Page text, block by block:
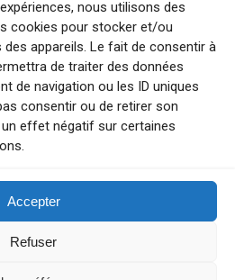
nous utilisons des
cookies pour stocker et/ou
appareils. Le fait de consentir à
de traiter des données
de navigation ou les ID uniques
consentir ou de retirer son
effet négatif sur certaines
Accepter
Refuser
le magazine en ligne
évader le temps d’un week-end ou